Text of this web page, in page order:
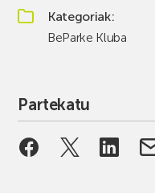
Kategoriak
BeParke Kluba
Partekatu